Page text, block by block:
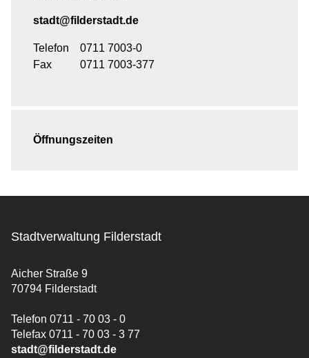
stadt@filderstadt.de
Telefon
0711 7003-0
Fax
0711 7003-377
Öffnungszeiten
Stadtverwaltung Filderstadt
Aicher Straße 9
70794 Filderstadt
Telefon 0711 - 70 03 - 0
Telefax 0711 - 70 03 - 3 77
stadt@filderstadt.de